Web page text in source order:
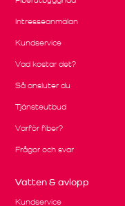
Intresseanmälan
Kundservice
Vad kostar det?
Så ansluter du
Tjänsteutbud
Varför fiber?
Frågor och svar
Vatten & avlopp
Kundservice